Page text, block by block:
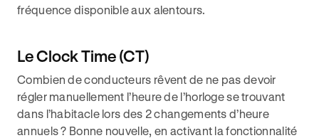
fréquence disponible aux alentours.
Le Clock Time (CT)
Combien de conducteurs rêvent de ne pas devoir
régler manuellement l’heure de l’horloge se trouvant
dans l’habitacle lors des 2 changements d’heure
annuels ? Bonne nouvelle, en activant la fonctionnalité